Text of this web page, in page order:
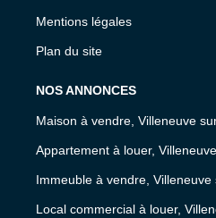
Mentions légales
Plan du site
NOS ANNONCES
Maison à vendre, Villeneuve
Appartement à louer,
Immeuble à vendre, Villeneuve
Local commercial à louer,